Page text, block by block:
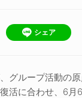
シェア
グループ活動の
活に合わせ、6月